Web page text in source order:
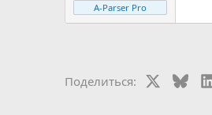
A-Parser Pro
Поделиться: